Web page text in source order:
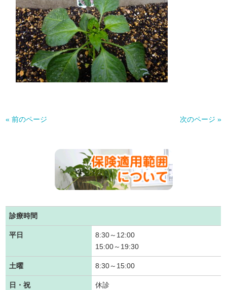
« 前のページ 次のページ »
診療時間
平日
8:30～12:00
15:00～19:30
土曜 8:30～15:00
日・祝 休診